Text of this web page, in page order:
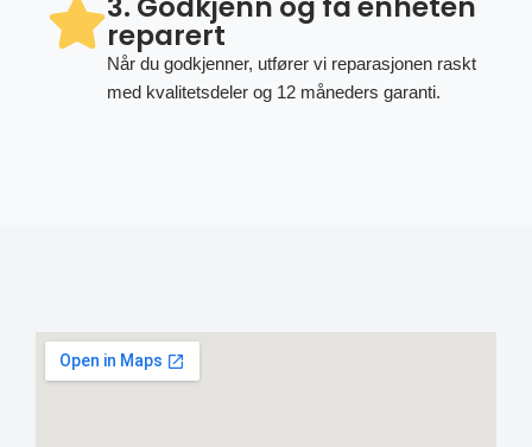
reparert
Når du godkjenner, utfører vi reparasjonen raskt
med kvalitetsdeler og 12 måneders garanti.